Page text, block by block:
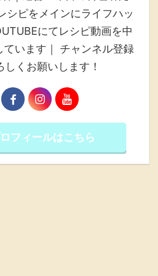
シピをメインにライフハッ
にてレシピ動画を中
います｜ チャンネル登録
しくお願いします！
フィールはこちら